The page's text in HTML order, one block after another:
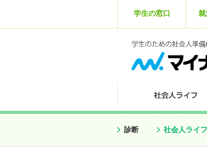
学生の窓口
診断 社会人ライフ